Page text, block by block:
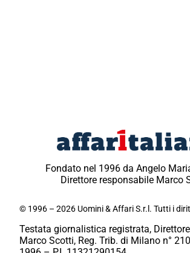
Fondato nel 1996 da Angelo
Direttore responsabile Marco
© 1996 – 2026 Uomini & Affari S.r.l. Tutti i
Testata giornalistica registrata,
Marco Scotti, Reg. Trib. di Milano n°